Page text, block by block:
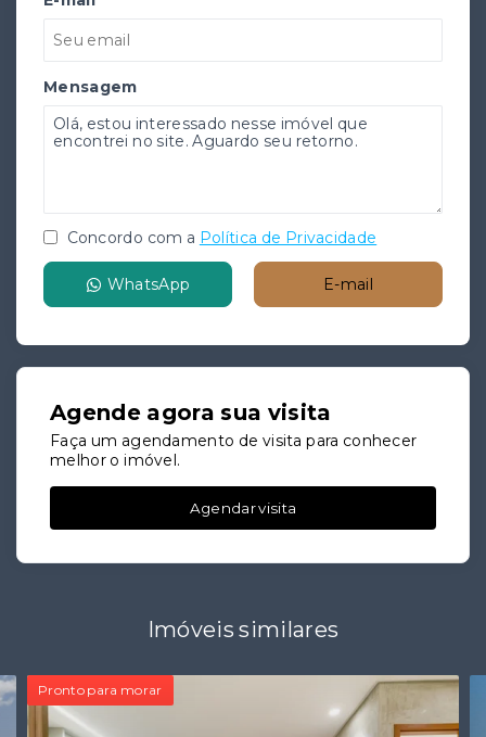
Mensagem
Concordo com a Política de Privacidade
WhatsApp E-mail
Agende agora sua visita
Faça um agendamento de visita para conhecer
melhor o imóvel.
Agendar visita
Imóveis similares
Pronto para morar